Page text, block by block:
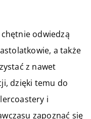
odwiedzą
a także
z nawet
dzięki temu do
i
zapoznać się